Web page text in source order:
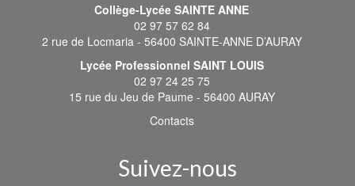
Collège-Lycée SAINTE ANNE
02 97 57 62 84
2 rue de Locmaria - 56400 SAINTE-ANNE D’AURAY
Lycée Professionnel SAINT LOUIS
02 97 24 25 75
15 rue du Jeu de Paume - 56400 AURAY
Contacts
Suivez-nous